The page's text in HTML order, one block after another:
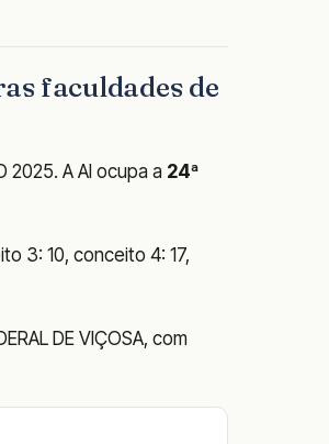
faculdades de
2025. A AI ocupa a 24ª
3: 10, conceito 4: 17,
DE VIÇOSA, com